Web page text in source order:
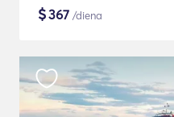
$367 /diena